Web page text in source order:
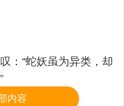
“蛇妖虽为异类，却
内容